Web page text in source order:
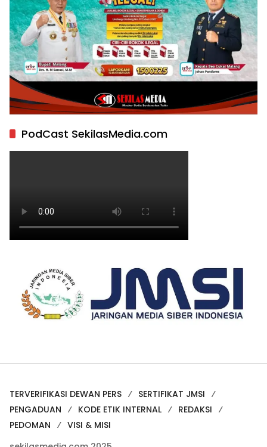
PodCast SekilasMedia.com
TERVERIFIKASI DEWAN PERS
SERTIFIKAT JMSI
PENGADUAN
KODE ETIK INTERNAL
REDAKSI
PEDOMAN
VISI & MISI